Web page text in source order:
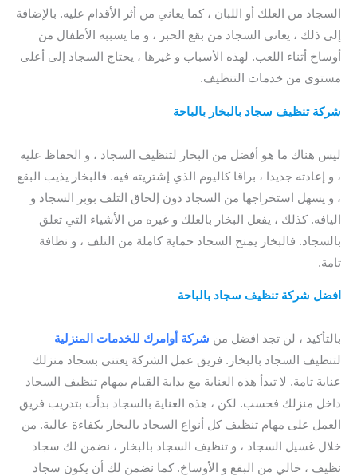
السجاد من العلك أو اللبان ، كما يعاني من أثر الأقدام عليه. بالإضافة
إلى ذلك ، يعاني السجاد من بقع الحبر ، و ما يسببه الأطفال من
أوساخ أثناء اللعب. لهذه الأسباب و غيرها ، يحتاج السجاد إلى أعلى
مستوى من خدمات التنظيف.
شركة تنظيف سجاد بالبخار بالباحة
ليس هناك ما هو أفضل من البخار لتنظيف السجاد ، و الحفاظ عليه
، و إعادته جديدا ، براقا كاليوم الذي إشتريته فيه. فالبخار يذيب البقع
، و يسهل استخراجها من السجاد دون إلحاق التلف بوبر السجاد و
اليافه. كذلك ، يفعل البخار بالعلك و غيره من الأشياء التي تعلق
بالسجاد. فالبخار يمنح السجاد حماية كاملة من التلف ، و نظافة
تامة.
افضل شركة تنظيف سجاد بالباحة
بالتأكيد ، لن تجد افضل من شركة أوامرك للخدمات المنزلية
لتنظيف السجاد بالبخار. فريق عمل الشركة يعتني بسجاد منزلك
عناية تامة. لا تبدأ هذه العناية مع بداية القيام بمهام تنظيف السجاد
داخل منزلك فحسب. لكن ، هذه العناية بالسجاد بدأت بتدريب فريق
العمل على مهام تنظيف كل أنواع السجاد بالبخار بكفاءة عالية. من
خلال غسيل السجاد ، و تنظيف السجاد بالبخار ، نضمن لك سجاد
نظيف ، خالي من البقع و الأوساخ. كما نضمن لك أن يكون سجاد